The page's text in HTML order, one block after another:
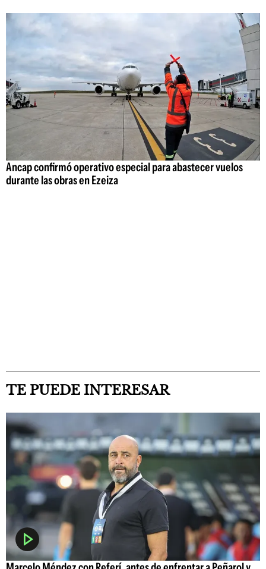
Ancap confirmó operativo especial para abastecer vuelos
durante las obras en Ezeiza
TE PUEDE INTERESAR